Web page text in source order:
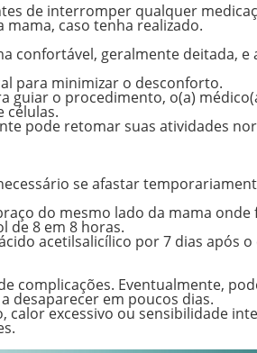
de interromper qualquer
caso tenha realizado.
confortável, geralmente deitada, e
para minimizar o desconforto.
guiar o procedimento, o(a)
células.
pode retomar suas atividades
se afastar
do mesmo lado da mama onde
de 8 em 8 horas.
acetilsalicílico por 7 dias após o
complicações. Eventualmente,
desaparecer em poucos dias.
excessivo ou sensibilidade